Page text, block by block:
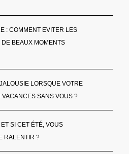
: COMMENT EVITER LES
BEAUX MOMENTS
LORSQUE VOTRE
VACANCES SANS VOUS ?
SI CET ÉTÉ, VOUS
RALENTIR ?